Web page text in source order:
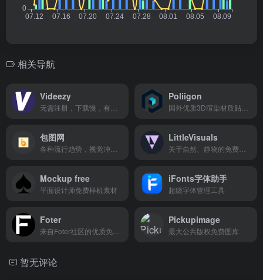
相关导航
Videezy Poliigon
包图网 LittleVisuals
Mockup free
平面设计师免费样机素材
iFonts字体助手
超级字体管理工具
Foter Pickupimage
最大公共版权免费图库
暂无评论